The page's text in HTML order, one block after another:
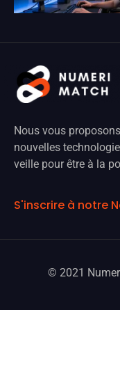
Nous vous
nouvelles
veille pour être à la
S'inscrire à notre
© 2021